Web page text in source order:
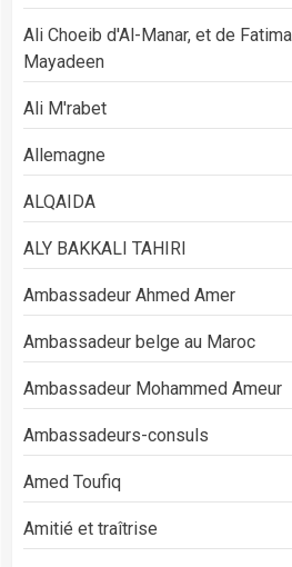
Ali Choeib d'Al-Manar, et de
Mayadeen
Ali M'rabet
Allemagne
ALQAIDA
ALY BAKKALI TAHIRI
Ambassadeur Ahmed Amer
Ambassadeur belge au Maroc
Ambassadeur Mohammed Ameur
Ambassadeurs-consuls
Amed Toufiq
Amitié et traîtrise